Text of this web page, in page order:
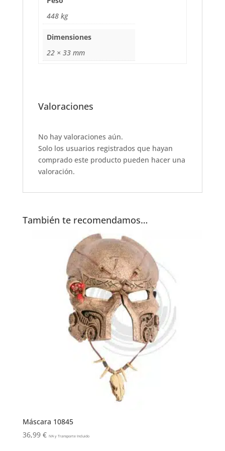
o
o
k
p
448 kg
Dimensiones
22 × 33 mm
Valoraciones
No hay valoraciones aún.
Solo los usuarios registrados que hayan
comprado este producto pueden hacer una
valoración.
También te recomendamos…
Máscara 10845
36,99 € IVA y Transporte Incluido